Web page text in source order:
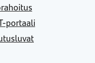
portaali